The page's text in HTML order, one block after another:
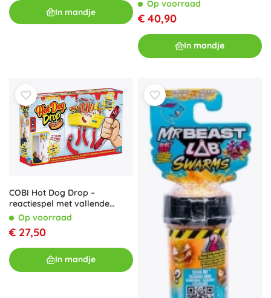
In mandje
Op voorraad
€ 40,90
In mandje
COBI Hot Dog Drop –
reactiespel met vallende
worstjes
Op voorraad
€ 27,50
In mandje